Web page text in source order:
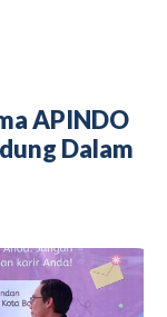
APINDO
Dalam